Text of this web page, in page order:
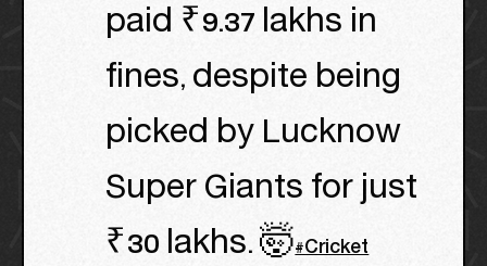
paid ₹9.37 lakhs in
fines, despite being
picked by Lucknow
Super Giants for just
₹30 lakhs. 🤯#Cricket